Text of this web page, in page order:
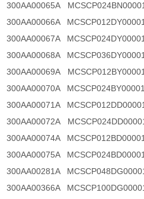
300AA00065A
300AA00066A
300AA00067A
300AA00068A
300AA00069A
300AA00070A
300AA00071A
300AA00072A
300AA00074A
300AA00075A
300AA00281A
300AA00366A